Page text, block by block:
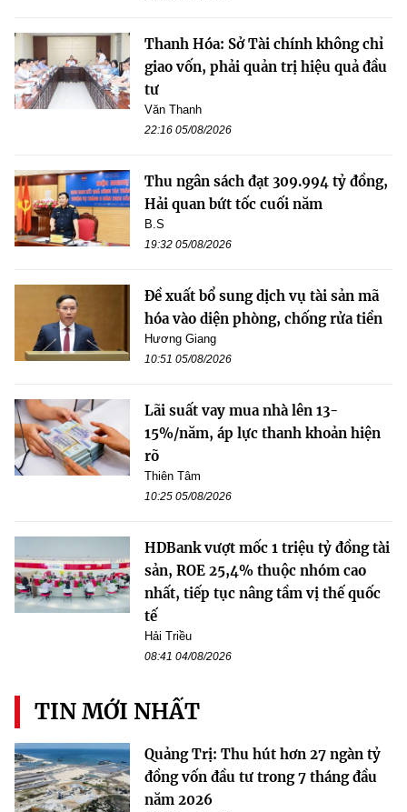
Thanh Hóa: Sở Tài chính không chỉ
giao vốn, phải quản trị hiệu quả đầu
tư
Văn Thanh
22:16 05/08/2026
Thu ngân sách đạt 309.994 tỷ đồng,
Hải quan bứt tốc cuối năm
B.S
19:32 05/08/2026
Đề xuất bổ sung dịch vụ tài sản mã
hóa vào diện phòng, chống rửa tiền
Hương Giang
10:51 05/08/2026
Lãi suất vay mua nhà lên 13-
15%/năm, áp lực thanh khoản hiện
rõ
Thiên Tâm
10:25 05/08/2026
HDBank vượt mốc 1 triệu tỷ đồng tài
sản, ROE 25,4% thuộc nhóm cao
nhất, tiếp tục nâng tầm vị thế quốc
tế
Hải Triều
08:41 04/08/2026
TIN MỚI NHẤT
Quảng Trị: Thu hút hơn 27 ngàn tỷ
đồng vốn đầu tư trong 7 tháng đầu
năm 2026